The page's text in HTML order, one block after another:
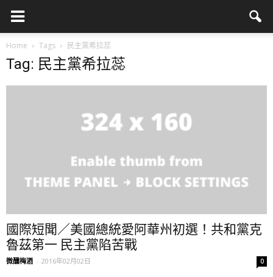
Home Tags 民主黨希拉蕊
Tag: 民主黨希拉蕊
國際短聞／美國總統愛阿華州初選！共和黨克
魯茲第一 民主黨陷苦戰
微醺梅酒 - 2016年02月02日 0